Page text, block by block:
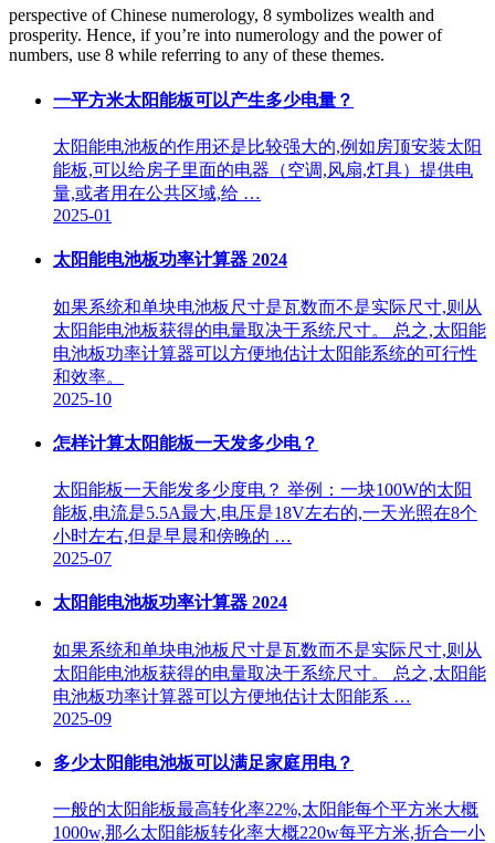
perspective of Chinese numerology, 8️ symbolizes wealth and
prosperity. Hence, if you’re into numerology and the power of
numbers, use 8️ while referring to any of these themes.
一平方米太阳能板可以产生多少电量？
太阳能电池板的作用还是比较强大的,例如房顶安装太阳
能板,可以给房子里面的电器（空调,风扇,灯具）提供电
量,或者用在公共区域,给 …
2025-01
太阳能电池板功率计算器 2024
如果系统和单块电池板尺寸是瓦数而不是实际尺寸,则从
太阳能电池板获得的电量取决于系统尺寸。 总之,太阳能
电池板功率计算器可以方便地估计太阳能系统的可行性
和效率。
2025-10
怎样计算太阳能板一天发多少电？
太阳能板一天能发多少度电？ 举例：一块100W的太阳
能板,电流是5.5A最大,电压是18V左右的,一天光照在8个
小时左右,但是早晨和傍晚的 …
2025-07
太阳能电池板功率计算器 2024
如果系统和单块电池板尺寸是瓦数而不是实际尺寸,则从
太阳能电池板获得的电量取决于系统尺寸。 总之,太阳能
电池板功率计算器可以方便地估计太阳能系 …
2025-09
多少太阳能电池板可以满足家庭用电？
一般的太阳能板最高转化率22%,太阳能每个平方米大概
1000w,那么太阳能板转化率大概220w每平方米,折合一小